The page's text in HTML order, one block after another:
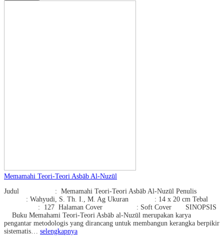
Memamahi Teori-Teori Asbāb Al-Nuzūl
Judul : Memamahi Teori-Teori Asbāb Al-Nuzūl Penulis
: Wahyudi, S. Th. I., M. Ag Ukuran : 14 x 20 cm Tebal
: 127 Halaman Cover : Soft Cover SINOPSIS
Buku Memahami Teori-Teori Asbāb al-Nuzūl merupakan karya
pengantar metodologis yang dirancang untuk membangun kerangka berpikir
sistematis… selengkapnya